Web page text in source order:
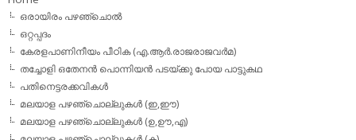
ഒരായിരം പഴഞ്ചൊല്‍
ഒറ്റപ്പദം
കേരളപാണിനീയം പീഠിക (എ.ആര്‍.രാജരാജവര്‍മ)
തച്ചോളി ഒതേനൻ പൊന്നിയൻ പടയ്‌ക്കു പോയ പാട്ടുകഥ
പതിനെട്ടരക്കവികള്‍
മലയാള പഴഞ്ചൊല്ലുകള്‍ (ഇ,ഈ)
മലയാള പഴഞ്ചൊല്ലുകള്‍ (ഉ,ഊ,എ)